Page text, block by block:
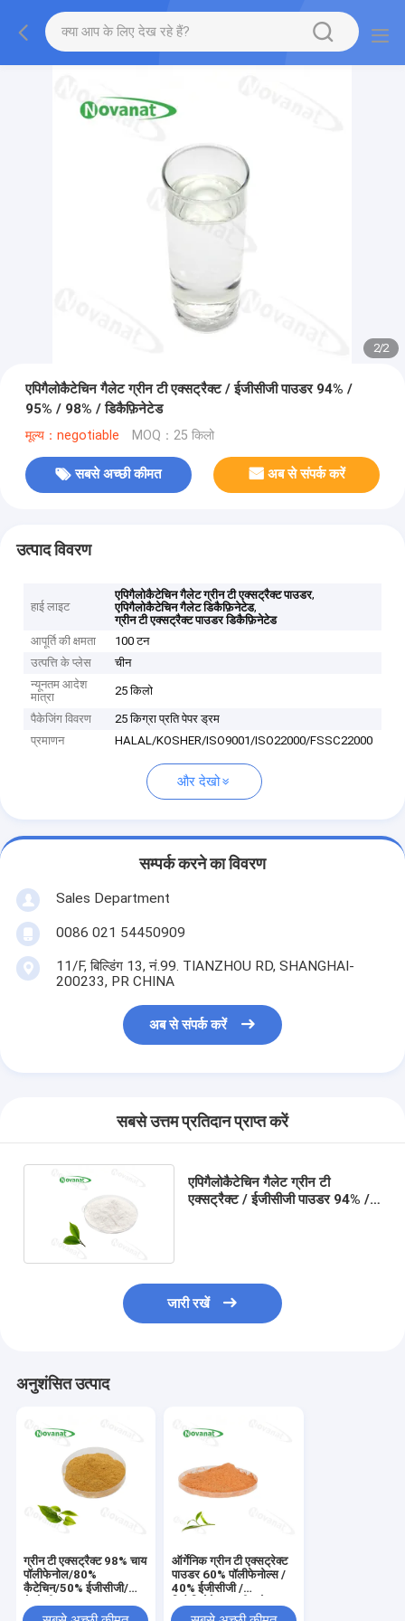
2/2
एपिगैलोकैटेचिन गैलेट ग्रीन टी एक्सट्रैक्ट / ईजीसीजी पाउडर 94% /
95% / 98% / डिकैफ़िनेटेड
मूल्य：negotiable MOQ：25 किलो
सबसे अच्छी कीमत अब से संपर्क करें
उत्पाद विवरण
हाई लाइट
एपिगैलोकैटेचिन गैलेट ग्रीन टी एक्सट्रैक्ट पाउडर,
एपिगैलोकैटेचिन गैलेट डिकैफ़िनेटेड,
ग्रीन टी एक्सट्रैक्ट पाउडर डिकैफ़िनेटेड
आपूर्ति की क्षमता
100 टन
उत्पत्ति के प्लेस
चीन
न्यूनतम आदेश
मात्रा
25 किलो
पैकेजिंग विवरण
25 किग्रा प्रति पेपर ड्रम
प्रमाणन
HALAL/KOSHER/ISO9001/ISO22000/FSSC22000
और देखो
सम्पर्क करने का विवरण
Sales Department
0086 021 54450909
11/F, बिल्डिंग 13, नं.99. TIANZHOU RD, SHANGHAI-
200233, PR CHINA
अब से संपर्क करें
सबसे उत्तम प्रतिदान प्राप्त करें
एपिगैलोकैटेचिन गैलेट ग्रीन टी
एक्सट्रैक्ट / ईजीसीजी पाउडर 94% /
जारी रखें
अनुशंसित उत्पाद
ग्रीन टी एक्सट्रैक्ट 98% चाय
पॉलीफेनोल/80%
कैटेचिन/50% ईजीसीजी/
ऑर्गेनिक ग्रीन टी एक्सट्रेक्ट
पाउडर 60% पॉलीफेनोल्स /
40% ईजीसीजी /